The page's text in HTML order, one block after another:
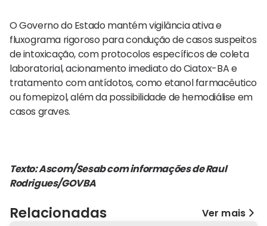
O Governo do Estado mantém vigilância ativa e
fluxograma rigoroso para condução de casos suspeitos
de intoxicação, com protocolos específicos de coleta
laboratorial, acionamento imediato do Ciatox-BA e
tratamento com antídotos, como etanol farmacêutico
ou fomepizol, além da possibilidade de hemodiálise em
casos graves.
Texto: Ascom/Sesab com informações de Raul
Rodrigues/GOVBA
Relacionadas Ver mais